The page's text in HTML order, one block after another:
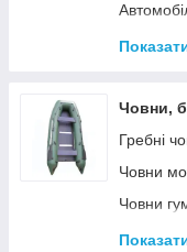
Човни,
Гребні
Човни
Човни
Надувні